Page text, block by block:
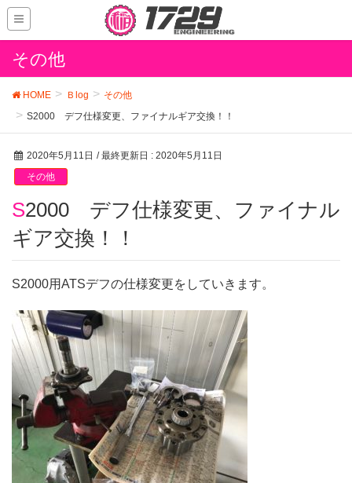
その他
HOME Ｂlog
その他
S2000 デフ仕様変更、ファイナルギア交換！！
2020年5月11日 / 最終更新日 : 2020年5月11日
その他
S2000 デフ仕様変更、ファイナル
ギア交換！！
S2000用ATSデフの仕様変更をしていきます。